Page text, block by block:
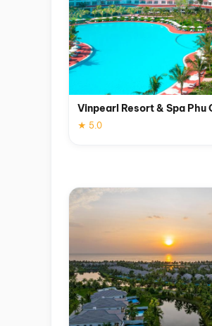
Vinpearl Resort & Spa Phu
★ 5.0